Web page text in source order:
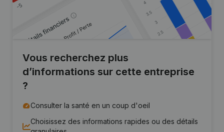
Vous recherchez plus
d’informations sur cette entreprise
?
Consulter la santé en un coup d'oeil
Choisissez des informations rapides ou des détails